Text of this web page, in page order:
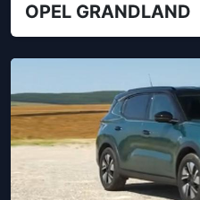
OPEL GRANDLAND